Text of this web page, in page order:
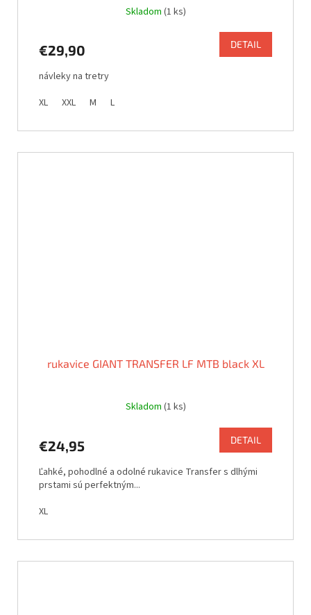
Skladom (1 ks)
€29,90 DETAIL
návleky na tretry
XL
XXL M L
rukavice GIANT TRANSFER LF MTB black XL
Skladom (1 ks)
€24,95 DETAIL
Ľahké, pohodlné a odolné rukavice Transfer s dlhými
prstami sú perfektným...
XL